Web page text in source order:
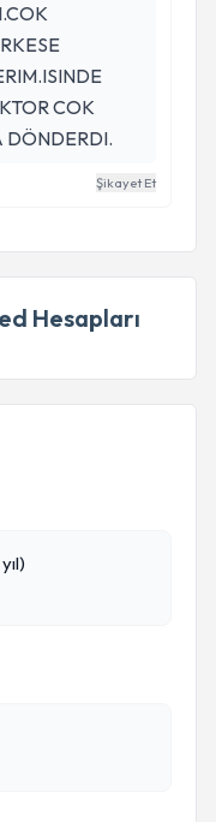
COK
DÖNDERDI.
Şikayet Et
Hesapları